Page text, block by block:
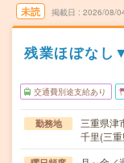
未読 掲載日 2026/08/
残業ほぼなし
交通費別途支給あり
勤務地
三重県津
千里(三